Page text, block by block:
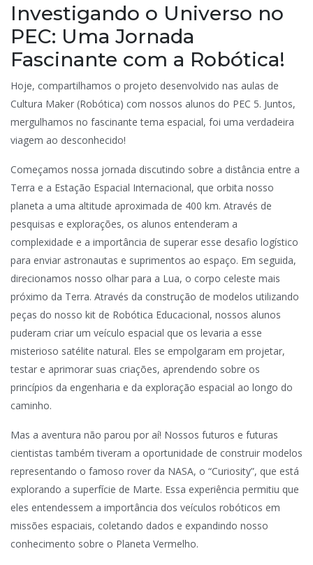
Investigando o Universo no
PEC: Uma Jornada
Fascinante com a Robótica!
Hoje, compartilhamos o projeto desenvolvido nas aulas de
Cultura Maker (Robótica) com nossos alunos do PEC 5. Juntos,
mergulhamos no fascinante tema espacial, foi uma verdadeira
viagem ao desconhecido!
Começamos nossa jornada discutindo sobre a distância entre a
Terra e a Estação Espacial Internacional, que orbita nosso
planeta a uma altitude aproximada de 400 km. Através de
pesquisas e explorações, os alunos entenderam a
complexidade e a importância de superar esse desafio logístico
para enviar astronautas e suprimentos ao espaço. Em seguida,
direcionamos nosso olhar para a Lua, o corpo celeste mais
próximo da Terra. Através da construção de modelos utilizando
peças do nosso kit de Robótica Educacional, nossos alunos
puderam criar um veículo espacial que os levaria a esse
misterioso satélite natural. Eles se empolgaram em projetar,
testar e aprimorar suas criações, aprendendo sobre os
princípios da engenharia e da exploração espacial ao longo do
caminho.
Mas a aventura não parou por aí! Nossos futuros e futuras
cientistas também tiveram a oportunidade de construir modelos
representando o famoso rover da NASA, o “Curiosity”, que está
explorando a superfície de Marte. Essa experiência permitiu que
eles entendessem a importância dos veículos robóticos em
missões espaciais, coletando dados e expandindo nosso
conhecimento sobre o Planeta Vermelho.